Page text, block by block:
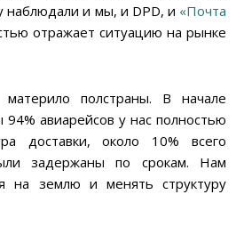
наблюдали и мы, и DPD, и «Почта
отражает ситуацию на рынке
полстраны. В начале
авиарейсов у нас полностью
доставки, около 10% всего
задержаны по срокам. Нам
на землю и менять структуру